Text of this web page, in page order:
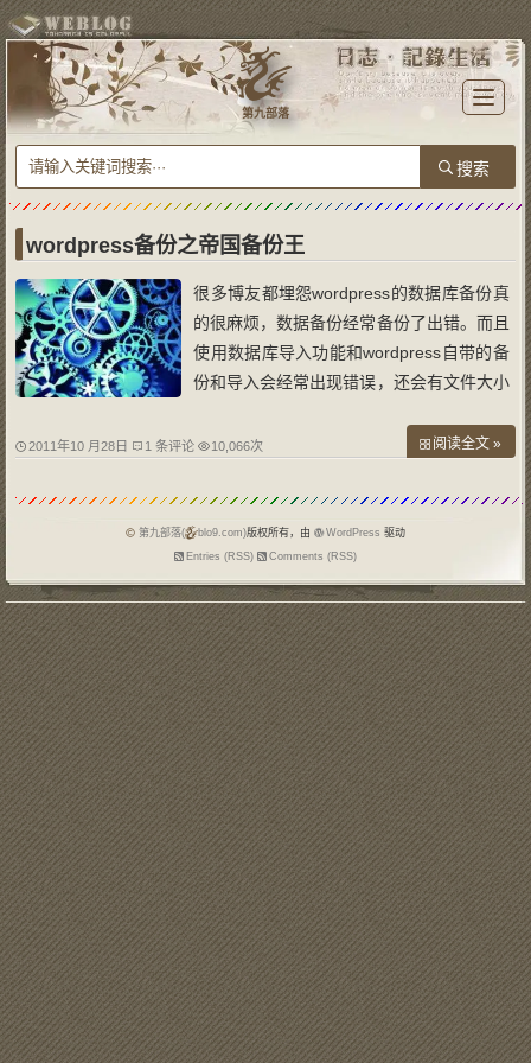
T
o
l
e
n
i
n
第九部落
wordpress备份之帝国备份王
很多博友都埋怨wordpress的数据库备份真
的很麻烦，数据备份经常备份了出错。而且
使用数据库导入功能和wordpress自带的备
份和导入会经常出现错误，还会有文件大小
或者更换虚拟主机就显得很麻烦了。那么如
的使用，本人觉得帝国备份王完全可以帮
2011年10 月28日 1 条评论 10,066次 阅读全文 »
第九部落( blo9.com)版权所有，由 WordPress 驱动
Entries (RSS)
Comments (RSS)